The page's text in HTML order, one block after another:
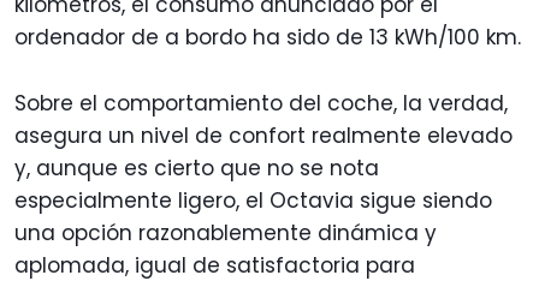
ordenador de a bordo ha sido de 13 kWh/100 km.
Sobre el comportamiento del coche, la verdad,
asegura un nivel de confort realmente elevado
y, aunque es cierto que no se nota
especialmente ligero, el Octavia sigue siendo
una opción razonablemente dinámica y
aplomada, igual de satisfactoria para